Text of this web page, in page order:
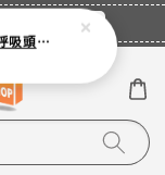
立即登入
【COMPRESSPORT】窄版止汗呼吸頭帶2.0_【零碼】